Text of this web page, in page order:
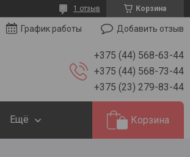
Корзина
1 отзыв
График работы Добавить отзыв
+375 (44) 568-63-44
+375 (44) 568-73-44
+375 (23) 279-83-44
Ещё Корзина